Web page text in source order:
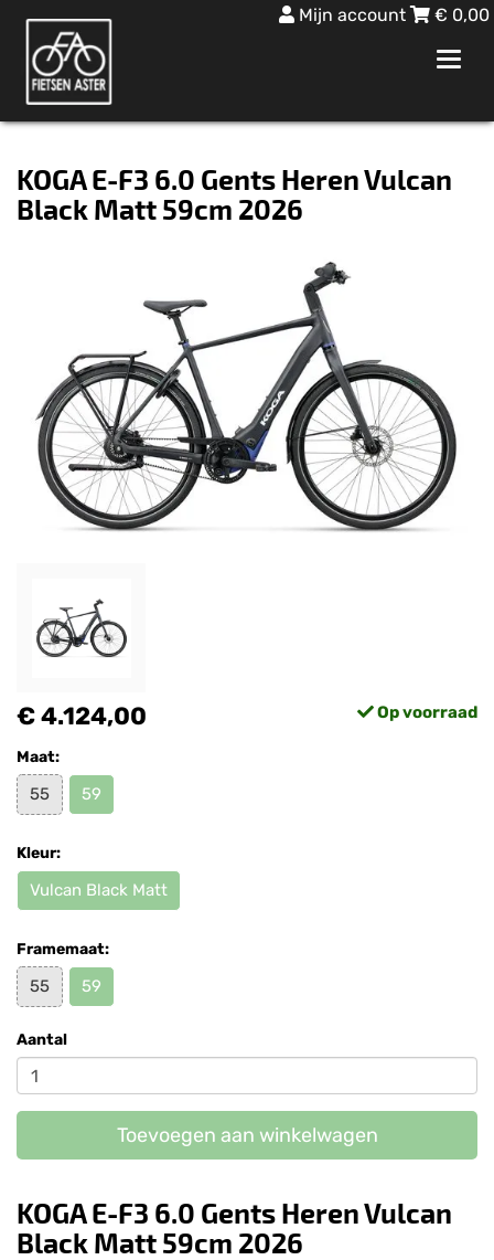
Mijn account € 0,00
KOGA E-F3 6.0 Gents Heren Vulcan
Black Matt 59cm 2026
€ 4.124,00 Op voorraad
Maat:
55 59
Kleur:
Vulcan Black Matt
Framemaat:
55 59
Aantal
Toevoegen aan winkelwagen
KOGA E-F3 6.0 Gents Heren Vulcan
Black Matt 59cm 2026